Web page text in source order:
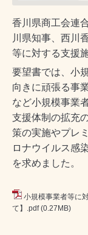
香川県商工会連
川県知事、西川
等に対する支援
要望書では、小
向きに頑張る事
など小規模事業
支援体制の拡充
策の実施やプレ
ロナウイルス感
を求めました。
小規模事業者等に
て】.pdf (0.27MB)